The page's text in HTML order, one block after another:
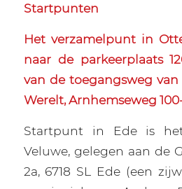
Startpunten
Het verzamelpunt in
naar de parkeerplaats
van de toegangsweg
Werelt, Arnhemseweg
Startpunt in Ede is
Veluwe, gelegen aan de
2a, 6718 SL Ede (een